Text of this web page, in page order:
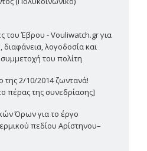
του Έβρου - Vouliwatch.gr για
λογοδοσία και
του πολίτη
της 2/10/2014 ζωντανά!
πέρας της συνεδρίασης]
Όρων για το έργο
πεδίου Αρίστηνου–